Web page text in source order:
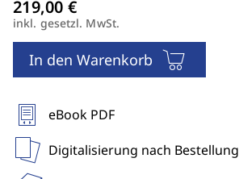
inkl. gesetzl. MwSt.
In den Warenkorb
eBook PDF
Digitalisierung nach Bestellung